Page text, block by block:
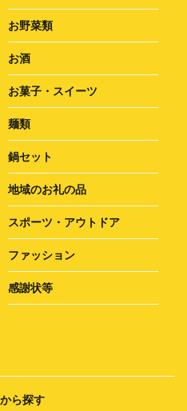
お野菜類
お酒
お菓子・スイーツ
麺類
鍋セット
地域のお礼の品
スポーツ・アウトドア
ファッション
感謝状等
ら探す